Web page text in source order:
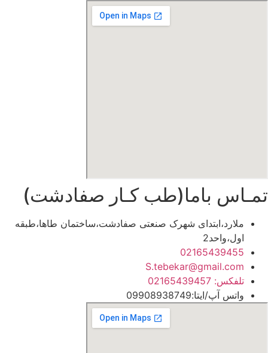
تمـاس باما(طب کـار صفادشت)
ملارد،ابتدای شهرک صنعتی صفادشت،ساختمان طاها،طبقه
اول،واحد2
02165439455
S.tebekar@gmail.com
تلفکس: 02165439457
واتس آپ/ایتا:09908938749